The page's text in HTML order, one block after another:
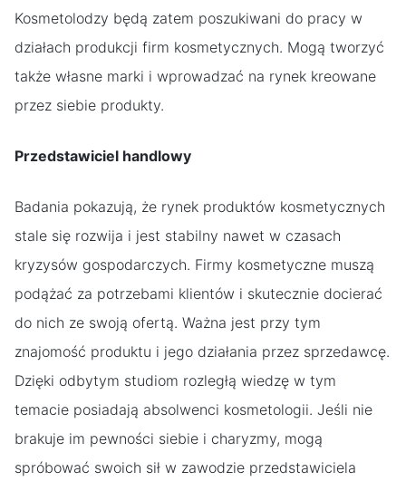
Kosmetolodzy będą zatem poszukiwani do pracy w
działach produkcji firm kosmetycznych. Mogą tworzyć
także własne marki i wprowadzać na rynek kreowane
przez siebie produkty.
Przedstawiciel handlowy
Badania pokazują, że rynek produktów kosmetycznych
stale się rozwija i jest stabilny nawet w czasach
kryzysów gospodarczych. Firmy kosmetyczne muszą
podążać za potrzebami klientów i skutecznie docierać
do nich ze swoją ofertą. Ważna jest przy tym
znajomość produktu i jego działania przez sprzedawcę.
Dzięki odbytym studiom rozległą wiedzę w tym
temacie posiadają absolwenci kosmetologii. Jeśli nie
brakuje im pewności siebie i charyzmy, mogą
spróbować swoich sił w zawodzie przedstawiciela